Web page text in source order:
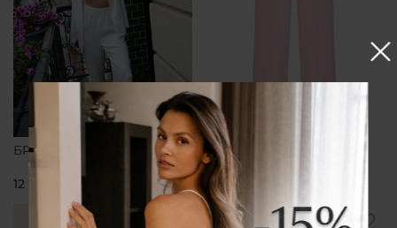
БРЮКИ ПРЯМЫЕ БЕЛЫЕ
12 150 ₽
БРЮКИ ПРЯМЫЕ
РОЗОВЫЕ
12 150 ₽